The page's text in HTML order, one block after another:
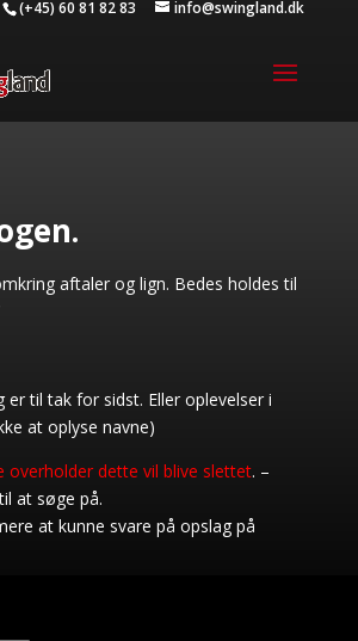
(+45) 60 81 82 83 info@swingland.dk
aftaler og lign. Bedes holdes til
til tak for sidst. Eller oplevelser i
at oplyse navne)
overholder dette vil blive slettet. –
at søge på.
at kunne svare på opslag på